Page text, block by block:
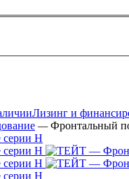
Лизинг и
— Фронтальный